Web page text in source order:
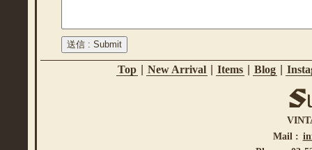
Top New Arrival Items Blog
Mail :